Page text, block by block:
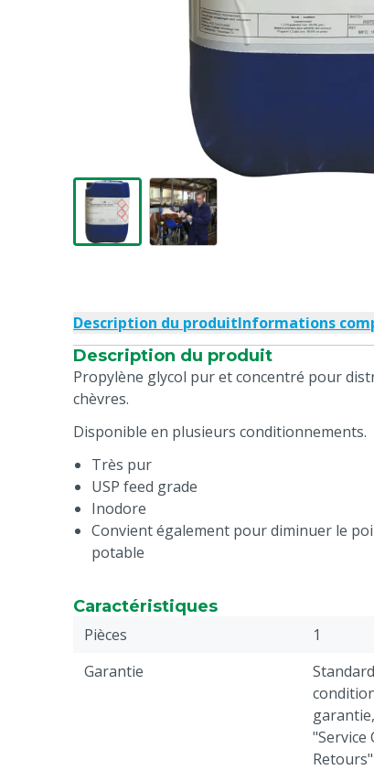
Description du produitInformations
Description du produit
Propylène glycol pur et concentré pour
chèvres.
Disponible en plusieurs conditionnements.
Très pur
USP feed grade
Inodore
Convient également pour diminuer le
potable
Caractéristiques
Pièces
1
Garantie
"Service